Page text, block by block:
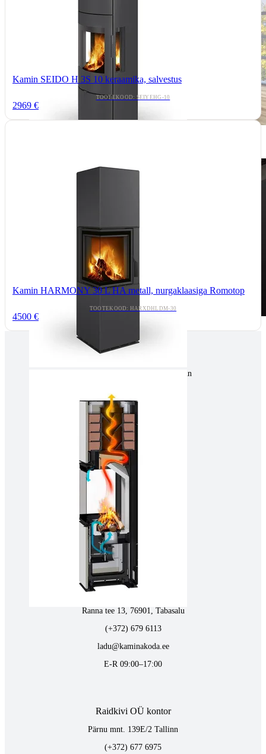
Kamin SEIDO H 3S 10 keraamika, salvestus
TOOTEKOOD: SEIYEHG-10
2969 €
Kamin HARMONY 30 L HA metall, nurgaklaasiga Romotop
TOOTEKOOD: HARXDHLDM-30
4500 €
Tallinnas kaminasalong
Pärnu mnt. 139E/2, 11317, Tallinn
kaminakoda@kaminakoda.ee
E-R 10:00-18:30
Tartus kivi töötlemine
Tähe 127E, Tartu
(+372) 747 7107
vaino@raidkivi.ee
E-R 09:00–17:00
Tabasalus kamina ladu
Ranna tee 13, 76901, Tabasalu
(+372) 679 6113
ladu@kaminakoda.ee
E-R 09:00–17:00
Raidkivi OÜ kontor
Pärnu mnt. 139E/2 Tallinn
(+372) 677 6975